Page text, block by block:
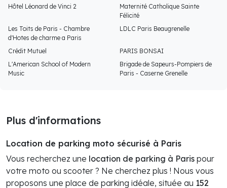
Hôtel Léonard de Vinci 2
Maternité Catholique Sainte
Félicité
Les Toits de Paris - Chambre
d'Hotes de charme a Paris
LDLC Paris Beaugrenelle
Crédit Mutuel
PARIS BONSAI
L'American School of Modern
Music
Brigade de Sapeurs-Pompiers de
Paris - Caserne Grenelle
Plus d'informations
Location de parking moto sécurisé à Paris
Vous recherchez une location de parking à Paris pour
votre moto ou scooter ? Ne cherchez plus ! Nous vous
proposons une place de parking idéale, située au 152